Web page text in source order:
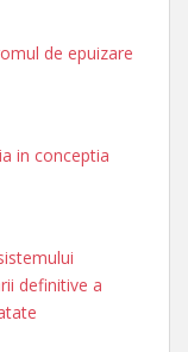
de epuizare
in conceptia
definitive a